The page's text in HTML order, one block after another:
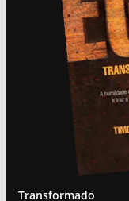
Transformado